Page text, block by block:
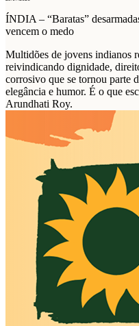
ÍNDIA – “Baratas”
vencem o medo
Multidões de jovens indianos
reivindicando dignidade,
corrosivo que se tornou parte
elegância e humor. É o que
Arundhati Roy.